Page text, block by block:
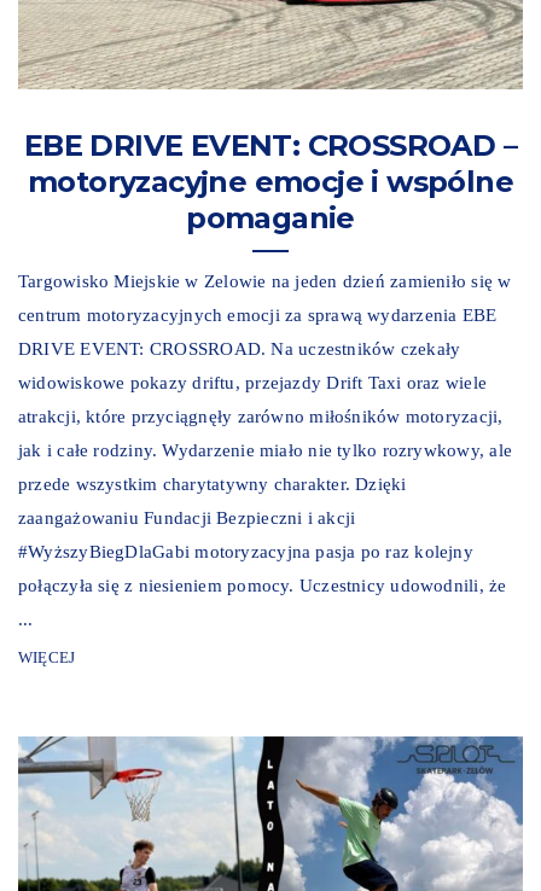
EBE DRIVE EVENT: CROSSROAD –
motoryzacyjne emocje i wspólne
pomaganie
Targowisko Miejskie w Zelowie na jeden dzień zamieniło się w
centrum motoryzacyjnych emocji za sprawą wydarzenia EBE
DRIVE EVENT: CROSSROAD. Na uczestników czekały
widowiskowe pokazy driftu, przejazdy Drift Taxi oraz wiele
atrakcji, które przyciągnęły zarówno miłośników motoryzacji,
jak i całe rodziny. Wydarzenie miało nie tylko rozrywkowy, ale
przede wszystkim charytatywny charakter. Dzięki
zaangażowaniu Fundacji Bezpieczni i akcji
#WyższyBiegDlaGabi motoryzacyjna pasja po raz kolejny
połączyła się z niesieniem pomocy. Uczestnicy udowodnili, że
...
WIĘCEJ